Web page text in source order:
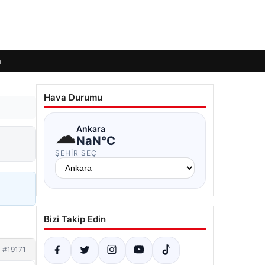
#19171
Hava Durumu
☁Ankara
NaN°C
ŞEHIR SEÇ
Bizi Takip Edin